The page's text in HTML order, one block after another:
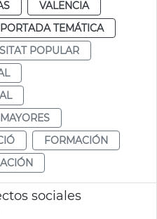
VALENCIA
TEMÁTICA
POPULAR
MAYORES
FORMACIÓN
sociales